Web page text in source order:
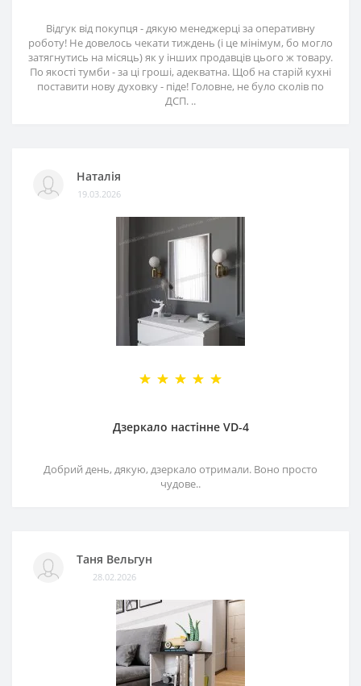
Відгук від покупця - дякую менеджерці за оперативну
роботу! Не довелось чекати тиждень (і це мінімум, бо могло
затягнутись на місяць) як у інших продавців цього ж товару.
По якості тумби - за ці гроші, адекватна. Щоб на старій кухні
поставити нову духовку - піде! Головне, не було сколів по
ДСП. ..
Наталія
19.03.2026
Дзеркало настінне VD-4
Добрий день, дякую, дзеркало отримали. Воно просто
чудове..
Таня Вельгун
28.02.2026